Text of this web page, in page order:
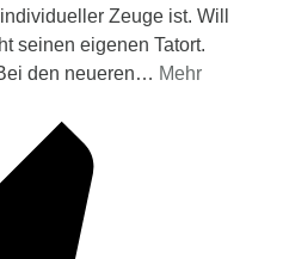
Zeuge ist. Will
seinen eigenen Tatort.
den neueren… Mehr